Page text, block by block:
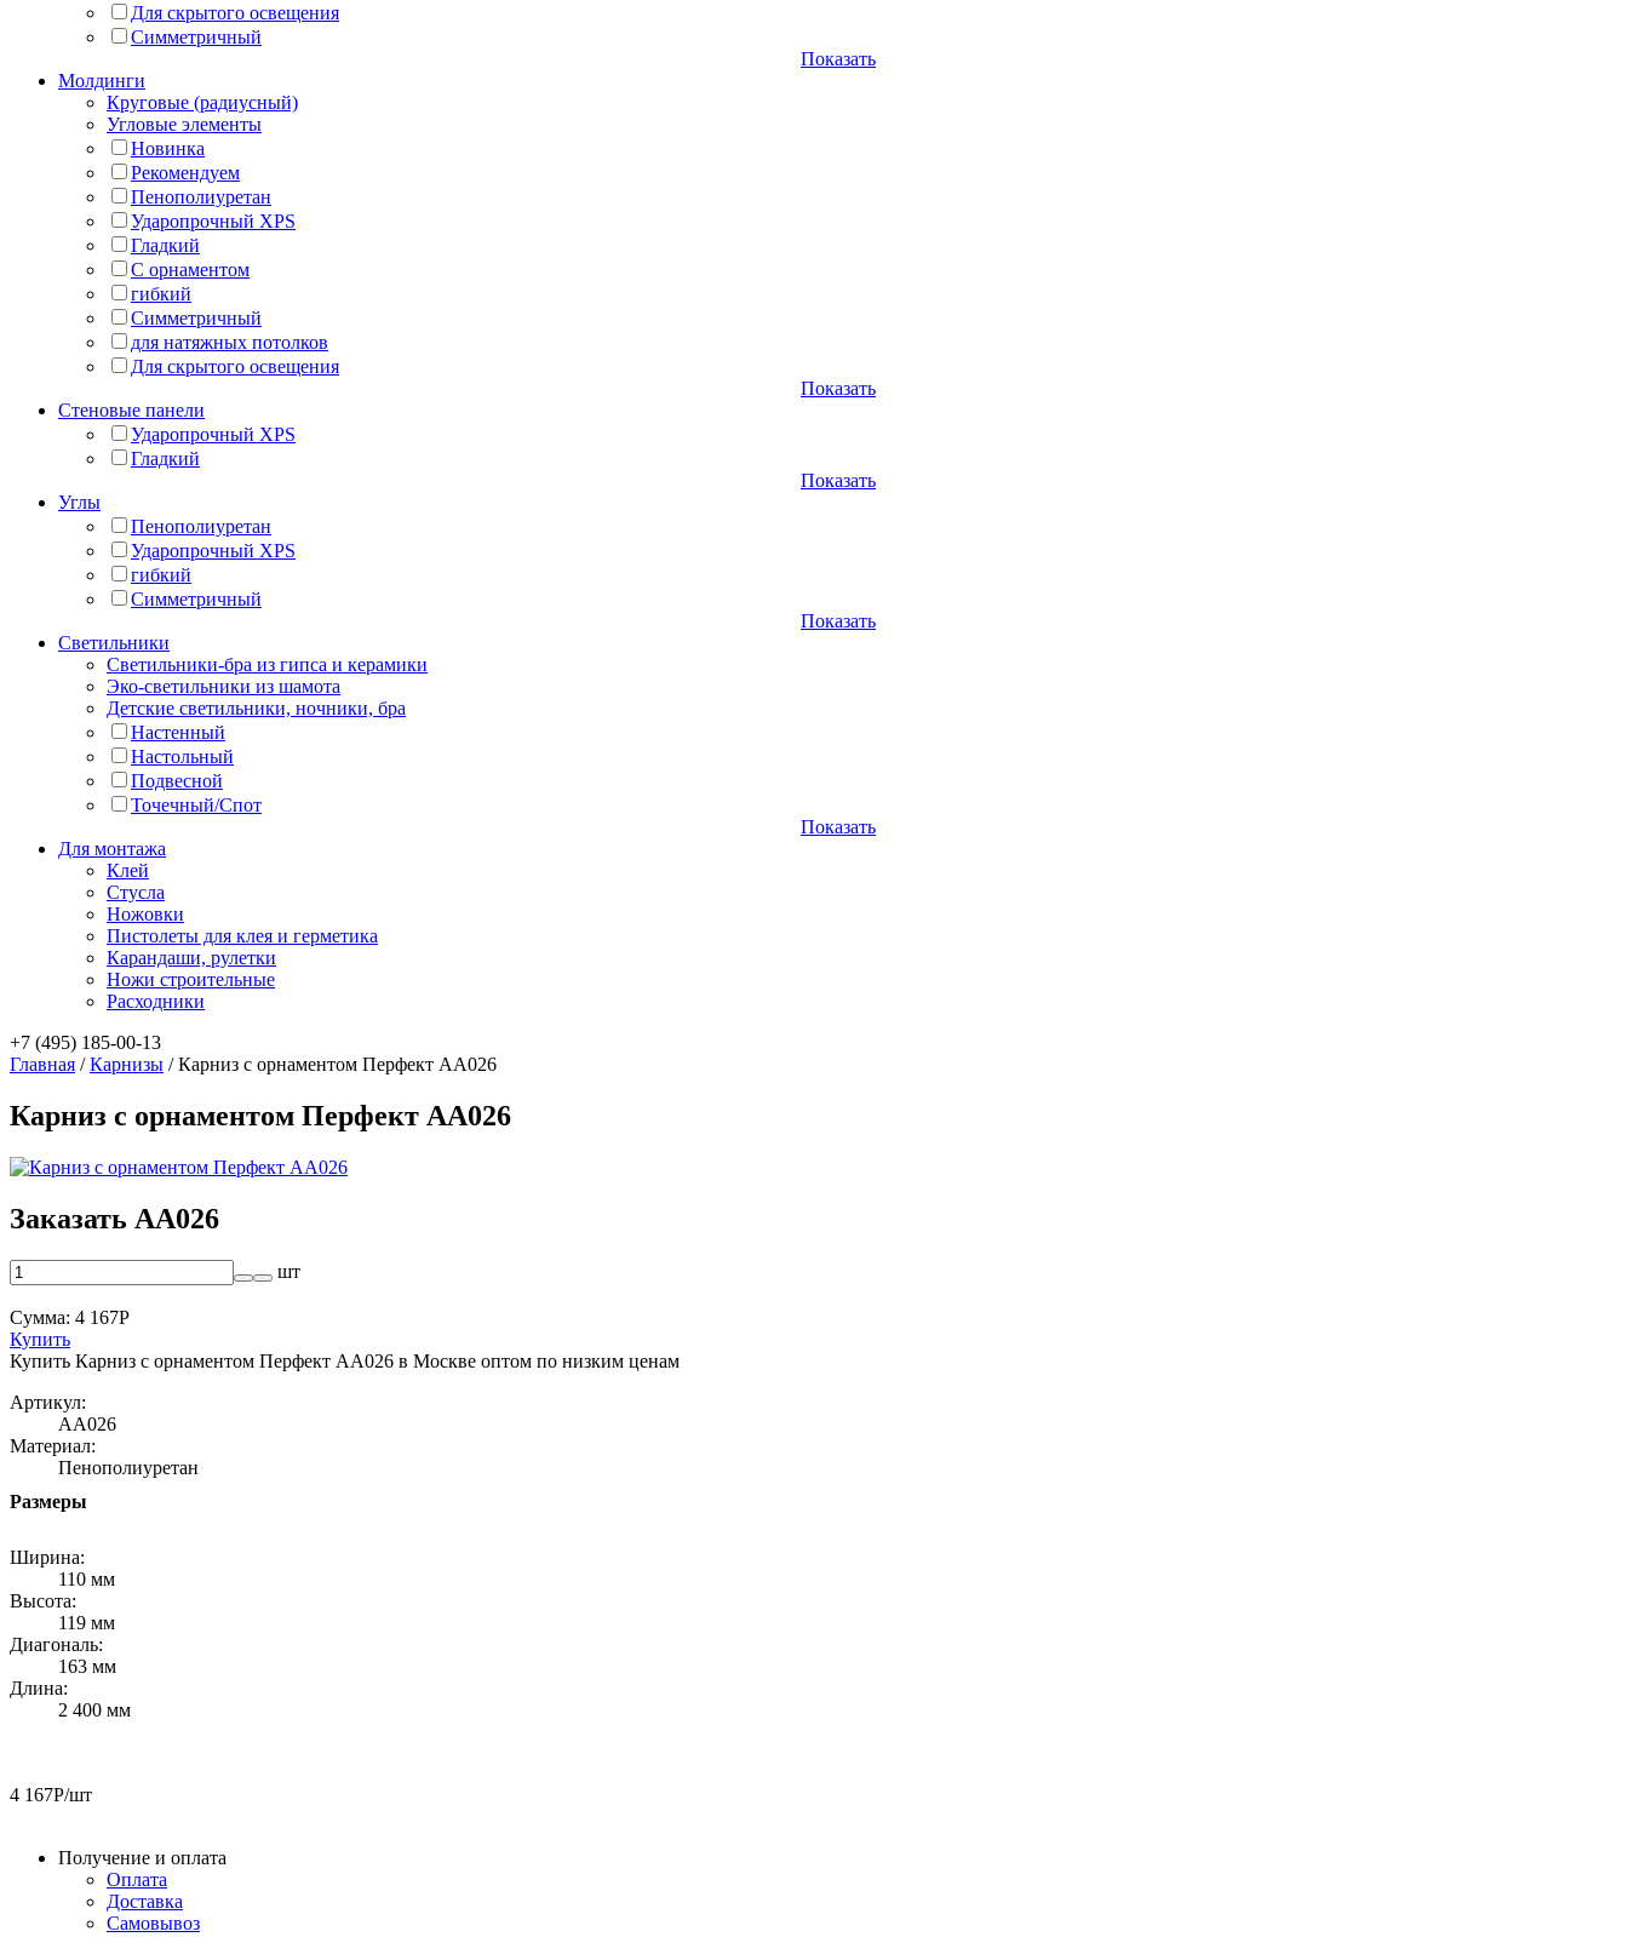
Для скрытого освещения
Симметричный
Показать
Молдинги
Круговые (радиусный)
Угловые элементы
Новинка
Рекомендуем
Пенополиуретан
Ударопрочный XPS
Гладкий
С орнаментом
гибкий
Симметричный
для натяжных потолков
Для скрытого освещения
Показать
Стеновые панели
Ударопрочный XPS
Гладкий
Показать
Углы
Пенополиуретан
Ударопрочный XPS
гибкий
Симметричный
Показать
Светильники
Светильники-бра из гипса и керамики
Эко-светильники из шамота
Детские светильники, ночники, бра
Настенный
Настольный
Подвесной
Точечный/Спот
Показать
Для монтажа
Клей
Стусла
Ножовки
Пистолеты для клея и герметика
Карандаши, рулетки
Ножи строительные
Расходники
+7 (495) 185-00-13
Главная /Карнизы /Карниз с орнаментом Перфект AA026
Карниз с орнаментом Перфект AA026
Заказать AA026
шт
Сумма: 4 167Р
Купить
Купить Карниз с орнаментом Перфект AA026 в Москве оптом по низким ценам
Артикул:
AA026
Материал:
Пенополиуретан
Размеры
Ширина:
110 мм
Высота:
119 мм
Диагональ:
163 мм
Длина:
2 400 мм
4 167Р/шт
Получение и оплата
Оплата
Доставка
Самовывоз